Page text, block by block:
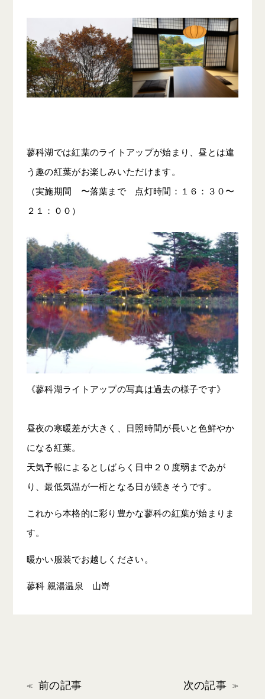
蓼科湖では紅葉のライトアップが始まり、昼とは違
う趣の紅葉がお楽しみいただけます。
（実施期間 〜落葉まで 点灯時間：１６：３０〜
２１：００）
《蓼科湖ライトアップの写真は過去の様子です》
昼夜の寒暖差が大きく、日照時間が長いと色鮮やか
になる紅葉。
天気予報によるとしばらく日中２０度弱まであが
り、最低気温が一桁となる日が続きそうです。
これから本格的に彩り豊かな蓼科の紅葉が始まりま
す。
暖かい服装でお越しください。
蓼科 親湯温泉 山嵜
前の記事 次の記事